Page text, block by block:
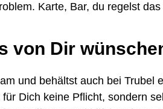
Karte, Bar, du regelst
von Dir
und behältst auch bei Trubel
Dich keine Pflicht, sondern